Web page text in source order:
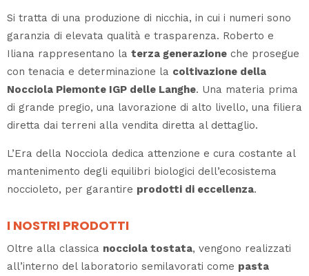
Si tratta di una produzione di nicchia, in cui i numeri sono
garanzia di elevata qualità e trasparenza. Roberto e
Iliana rappresentano la terza generazione che prosegue
con tenacia e determinazione la coltivazione della
Nocciola Piemonte IGP delle Langhe. Una materia prima
di grande pregio, una lavorazione di alto livello, una filiera
diretta dai terreni alla vendita diretta al dettaglio.
L’Era della Nocciola dedica attenzione e cura costante al
mantenimento degli equilibri biologici dell’ecosistema
noccioleto, per garantire prodotti di eccellenza.
I NOSTRI PRODOTTI
Oltre alla classica nocciola tostata, vengono realizzati
all’interno del laboratorio semilavorati come pasta